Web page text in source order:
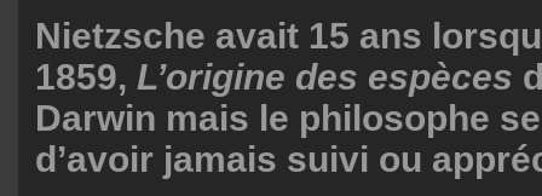
Nietzsche avait 15 ans
1859, L’origine des espèces
Darwin mais le philosophe
d’avoir jamais suivi ou